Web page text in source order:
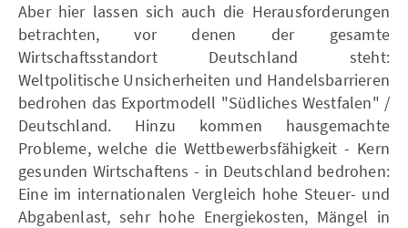
Aber hier lassen sich auch die Herausforderungen
betrachten, vor denen der gesamte
Wirtschaftsstandort Deutschland steht:
Weltpolitische Unsicherheiten und Handelsbarrieren
bedrohen das Exportmodell "Südliches Westfalen" /
Deutschland. Hinzu kommen hausgemachte
Probleme, welche die Wettbewerbsfähigkeit - Kern
gesunden Wirtschaftens - in Deutschland bedrohen:
Eine im internationalen Vergleich hohe Steuer- und
Abgabenlast, sehr hohe Energiekosten, Mängel in